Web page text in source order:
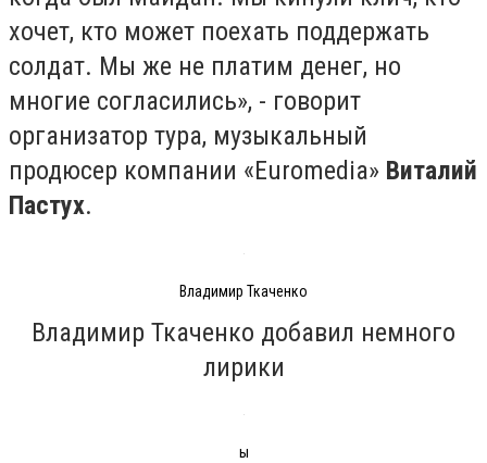
хочет, кто может поехать поддержать
солдат. Мы же не платим денег, но
многие согласились», - говорит
организатор тура, музыкальный
продюсер компании «Euromedia» Виталий
Пастух.
Владимир Ткаченко
Владимир Ткаченко добавил немного
лирики
ы